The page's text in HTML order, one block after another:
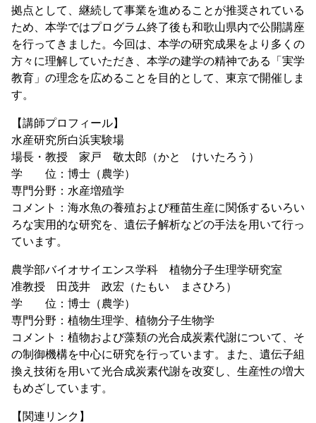
拠点として、継続して事業を進めることが推奨されている
ため、本学ではプログラム終了後も和歌山県内で公開講座
を行ってきました。今回は、本学の研究成果をより多くの
方々に理解していただき、本学の建学の精神である「実学
教育」の理念を広めることを目的として、東京で開催しま
す。
【講師プロフィール】
水産研究所白浜実験場
場長・教授 家戸 敬太郎（かと けいたろう）
学 位：博士（農学）
専門分野：水産増殖学
コメント：海水魚の養殖および種苗生産に関係するいろい
ろな実用的な研究を、遺伝子解析などの手法を用いて行っ
ています。
農学部バイオサイエンス学科 植物分子生理学研究室
准教授 田茂井 政宏（たもい まさひろ）
学 位：博士（農学）
専門分野：植物生理学、植物分子生物学
コメント：植物および藻類の光合成炭素代謝について、そ
の制御機構を中心に研究を行っています。また、遺伝子組
換え技術を用いて光合成炭素代謝を改変し、生産性の増大
もめざしています。
【関連リンク】